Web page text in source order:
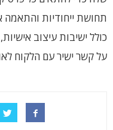
תחושת ייחודיות
כולל ישיבות עיצוב
על קשר ישיר עם הלקוח